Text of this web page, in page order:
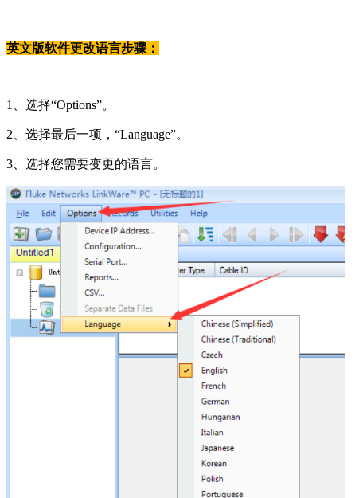
英文版软件更改语言步骤：
1、选择“Options”。
2、选择最后一项，“Language”。
3、选择您需要变更的语言。